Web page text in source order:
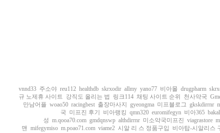
vnnd33 주소야 reu112 healthdb skrxodir allmy yano77 비아몰 drugpharm
규 노제휴 사이트 강직도 올리는 법 링크114 채팅 사이트 순위 천사약국
만남어플 woao50 racingbest 출장마사지 gyeongma 미프블로그 gkskdirrnr
국 미프진 후기 비아랭킹 qmn320 euromifegyn 비아365
성 m.qooa70.com gmdqnswp althdirrnr 미소약국미프진 viagrastore
맨 mifegymiso m.poao71.com viame2 시알 리 스 정품구입
비아탑-시알리스